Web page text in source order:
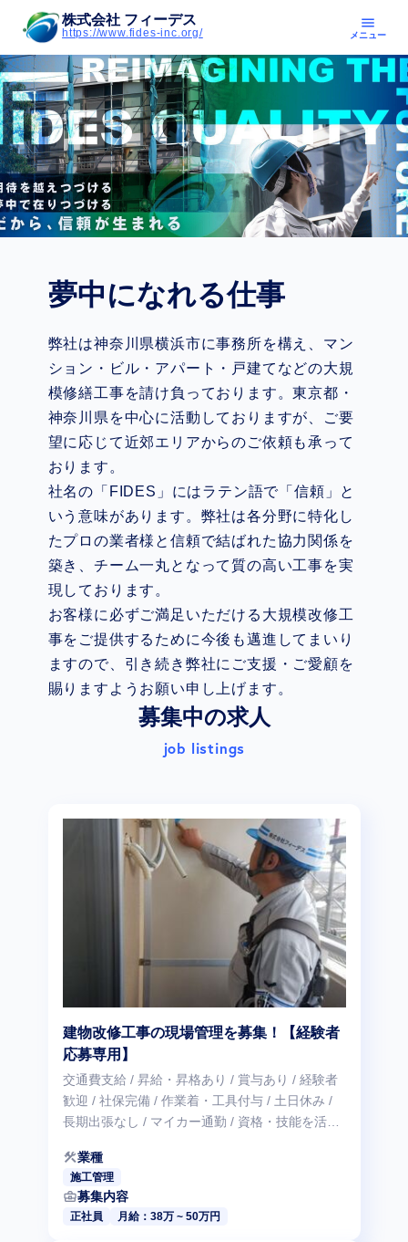
株式会社 フィーデス
https://www.fides-inc.org/
menu
メニュー
夢中になれる仕事
弊社は神奈川県横浜市に事務所を構え、マン
ション・ビル・アパート・戸建てなどの大規
模修繕工事を請け負っております。東京都・
神奈川県を中心に活動しておりますが、ご要
望に応じて近郊エリアからのご依頼も承って
おります。
社名の「FIDES」にはラテン語で「信頼」と
いう意味があります。弊社は各分野に特化し
たプロの業者様と信頼で結ばれた協力関係を
築き、チーム一丸となって質の高い工事を実
現しております。
お客様に必ずご満足いただける大規模改修工
事をご提供するために今後も邁進してまいり
ますので、引き続き弊社にご支援・ご愛顧を
賜りますようお願い申し上げます。
募集中の求人
job listings
建物改修工事の現場管理を募集！【経験者
応募専用】
交通費支給 / 昇給・昇格あり / 賞与あり / 経験者
歓迎 / 社保完備 / 作業着・工具付与 / 土日休み /
長期出張なし / マイカー通勤 / 資格・技能を活か
construction業種
施工管理
business_center募集内容
正社員 月給：38万 ~ 50万円